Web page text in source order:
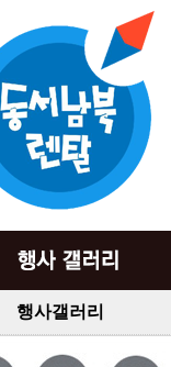
행사갤러리